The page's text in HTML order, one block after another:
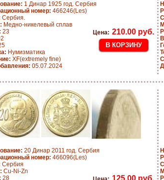
1 Динар 1925 год. Сербия
номер: 466246(Les)
Сербия.
Медно-никелевый сплав
23
Нумизматика
XF(extremely fine)
05.07.2024
Цена: 210.00 руб.
20 Динар 2011 год. Сербия
номер: 466096(Les)
Сербия
Cu-Ni-Zn
28
125.00 руб.